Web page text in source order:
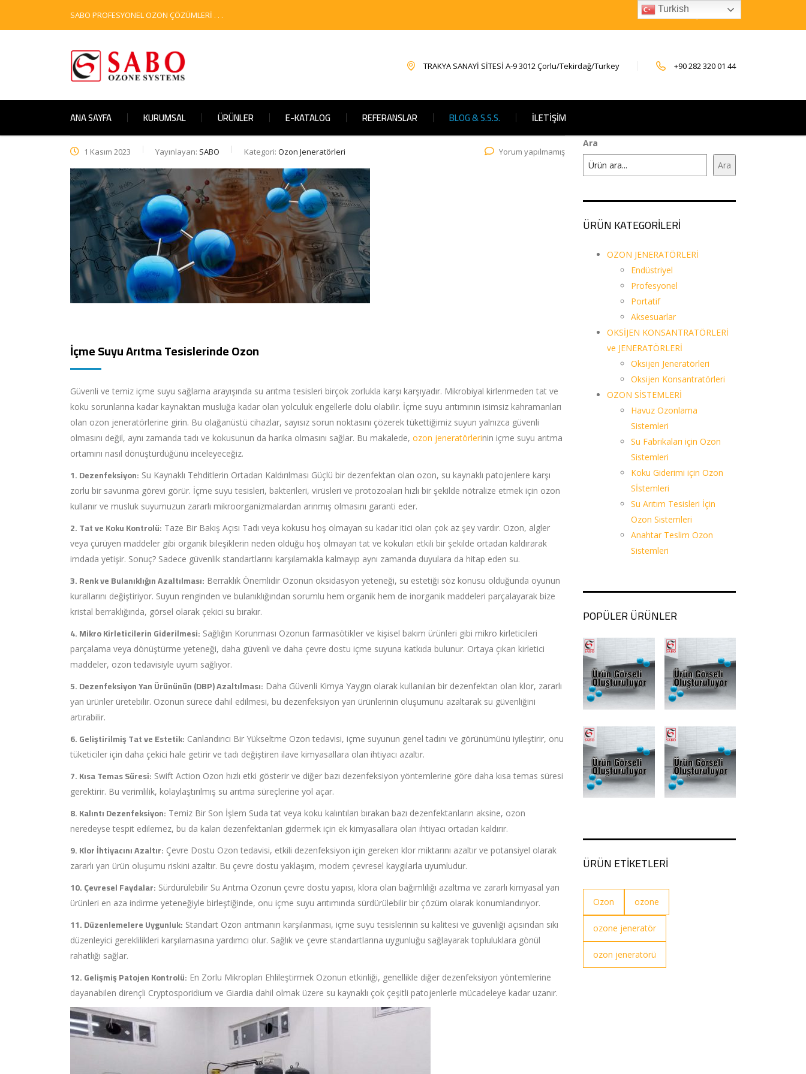
SABO PROFESYONEL OZON ÇÖZÜMLERİ . . .
TRAKYA SANAYİ SİTESİ A-9 3012 Çorlu/Tekirdağ/Turkey +90 282 320 01 44
ANA SAYFA KURUMSAL ÜRÜNLER E-KATALOG REFERANSLAR BLOG & S.S.S. İLETİŞİM
1 Kasım 2023 Yayınlayan: SABO Kategori: Ozon Jeneratörleri Yorum yapılmamış
İçme Suyu Arıtma Tesislerinde Ozon
Güvenli ve temiz içme suyu sağlama arayışında su arıtma tesisleri birçok zorlukla karşı karşıyadır. Mikrobiyal kirlenmeden tat ve
koku sorunlarına kadar kaynaktan musluğa kadar olan yolculuk engellerle dolu olabilir. İçme suyu arıtımının isimsiz kahramanları
olan ozon jeneratörlerine girin. Bu olağanüstü cihazlar, sayısız sorun noktasını çözerek tükettiğimiz suyun yalnızca güvenli
olmasını değil, aynı zamanda tadı ve kokusunun da harika olmasını sağlar. Bu makalede, ozon jeneratörlerinin içme suyu arıtma
ortamını nasıl dönüştürdüğünü inceleyeceğiz.
1. Dezenfeksiyon: Su Kaynaklı Tehditlerin Ortadan Kaldırılması Güçlü bir dezenfektan olan ozon, su kaynaklı patojenlere karşı
zorlu bir savunma görevi görür. İçme suyu tesisleri, bakterileri, virüsleri ve protozoaları hızlı bir şekilde nötralize etmek için ozon
kullanır ve musluk suyumuzun zararlı mikroorganizmalardan arınmış olmasını garanti eder.
2. Tat ve Koku Kontrolü: Taze Bir Bakış Açısı Tadı veya kokusu hoş olmayan su kadar itici olan çok az şey vardır. Ozon, algler
veya çürüyen maddeler gibi organik bileşiklerin neden olduğu hoş olmayan tat ve kokuları etkili bir şekilde ortadan kaldırarak
imdada yetişir. Sonuç? Sadece güvenlik standartlarını karşılamakla kalmayıp aynı zamanda duyulara da hitap eden su.
3. Renk ve Bulanıklığın Azaltılması: Berraklık Önemlidir Ozonun oksidasyon yeteneği, su estetiği söz konusu olduğunda oyunun
kurallarını değiştiriyor. Suyun renginden ve bulanıklığından sorumlu hem organik hem de inorganik maddeleri parçalayarak bize
kristal berraklığında, görsel olarak çekici su bırakır.
4. Mikro Kirleticilerin Giderilmesi: Sağlığın Korunması Ozonun farmasötikler ve kişisel bakım ürünleri gibi mikro kirleticileri
parçalama veya dönüştürme yeteneği, daha güvenli ve daha çevre dostu içme suyuna katkıda bulunur. Ortaya çıkan kirletici
maddeler, ozon tedavisiyle uyum sağlıyor.
5. Dezenfeksiyon Yan Ürününün (DBP) Azaltılması: Daha Güvenli Kimya Yaygın olarak kullanılan bir dezenfektan olan klor, zararlı
yan ürünler üretebilir. Ozonun sürece dahil edilmesi, bu dezenfeksiyon yan ürünlerinin oluşumunu azaltarak su güvenliğini
artırabilir.
6. Geliştirilmiş Tat ve Estetik: Canlandırıcı Bir Yükseltme Ozon tedavisi, içme suyunun genel tadını ve görünümünü iyileştirir, onu
tüketiciler için daha çekici hale getirir ve tadı değiştiren ilave kimyasallara olan ihtiyacı azaltır.
7. Kısa Temas Süresi: Swift Action Ozon hızlı etki gösterir ve diğer bazı dezenfeksiyon yöntemlerine göre daha kısa temas süresi
gerektirir. Bu verimlilik, kolaylaştırılmış su arıtma süreçlerine yol açar.
8. Kalıntı Dezenfeksiyon: Temiz Bir Son İşlem Suda tat veya koku kalıntıları bırakan bazı dezenfektanların aksine, ozon
neredeyse tespit edilemez, bu da kalan dezenfektanları gidermek için ek kimyasallara olan ihtiyacı ortadan kaldırır.
9. Klor İhtiyacını Azaltır: Çevre Dostu Ozon tedavisi, etkili dezenfeksiyon için gereken klor miktarını azaltır ve potansiyel olarak
zararlı yan ürün oluşumu riskini azaltır. Bu çevre dostu yaklaşım, modern çevresel kaygılarla uyumludur.
10. Çevresel Faydalar: Sürdürülebilir Su Arıtma Ozonun çevre dostu yapısı, klora olan bağımlılığı azaltma ve zararlı kimyasal yan
ürünleri en aza indirme yeteneğiyle birleştiğinde, onu içme suyu arıtımında sürdürülebilir bir çözüm olarak konumlandırıyor.
11. Düzenlemelere Uygunluk: Standart Ozon arıtmanın karşılanması, içme suyu tesislerinin su kalitesi ve güvenliği açısından sıkı
düzenleyici gereklilikleri karşılamasına yardımcı olur. Sağlık ve çevre standartlarına uygunluğu sağlayarak topluluklara gönül
rahatlığı sağlar.
12. Gelişmiş Patojen Kontrolü: En Zorlu Mikropları Ehlileştirmek Ozonun etkinliği, genellikle diğer dezenfeksiyon yöntemlerine
dayanabilen dirençli Cryptosporidium ve Giardia dahil olmak üzere su kaynaklı çok çeşitli patojenlerle mücadeleye kadar uzanır.
Ara
Ara
ÜRÜN KATEGORİLERİ
OZON JENERATÖRLERİ
Endüstriyel
Profesyonel
Portatif
Aksesuarlar
OKSİJEN KONSANTRATÖRLERİ
ve JENERATÖRLERİ
Oksijen Jeneratörleri
Oksijen Konsantratörleri
OZON SİSTEMLERİ
Havuz Ozonlama
Sistemleri
Su Fabrikaları için Ozon
Sistemleri
Koku Giderimi için Ozon
Sİstemleri
Su Arıtım Tesisleri İçin
Ozon Sistemleri
Anahtar Teslim Ozon
Sistemleri
POPÜLER ÜRÜNLER
ÜRÜN ETİKETLERİ
Ozon ozone
ozone jeneratör
ozon jeneratörü
Turkish